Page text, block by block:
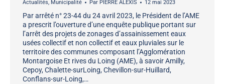
Actualités, Municipalité Par PIERRE ALEXIS 12 mai 2023
Par arrêté n° 23-44 du 24 avril 2023, le Président de l’AME
a prescrit l’ouverture d’une enquête publique portant sur
l’arrêt des projets de zonages d’assainissement eaux
usées collectif et non collectif et eaux pluviales sur le
territoire des communes composant l’Agglomération
Montargoise Et rives du Loing (AME), à savoir Amilly,
Cepoy, Chalette-sur­Loing, Chevillon-sur-Huillard,
Conflans-sur-Loing,…